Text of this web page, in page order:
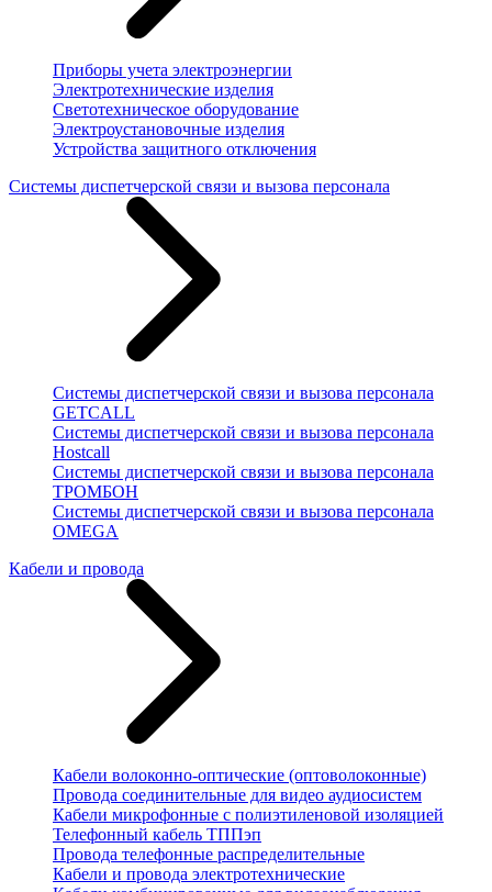
Приборы учета электроэнергии
Электротехнические изделия
Светотехническое оборудование
Электроустановочные изделия
Устройства защитного отключения
Системы диспетчерской связи и вызова персонала
Системы диспетчерской связи и вызова персонала
GETCALL
Системы диспетчерской связи и вызова персонала
Hostcall
Системы диспетчерской связи и вызова персонала
ТРОМБОН
Системы диспетчерской связи и вызова персонала
OMEGA
Кабели и провода
Кабели волоконно-оптические (оптоволоконные)
Провода соединительные для видео аудиосистем
Кабели микрофонные с полиэтиленовой изоляцией
Телефонный кабель ТППэп
Провода телефонные распределительные
Кабели и провода электротехнические